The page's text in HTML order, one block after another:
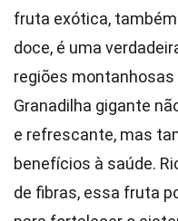
fruta exótica,
doce, é uma
regiões montanhosas
Granadilha gigante
e refrescante, mas
benefícios à saúde.
de fibras, essa fruta